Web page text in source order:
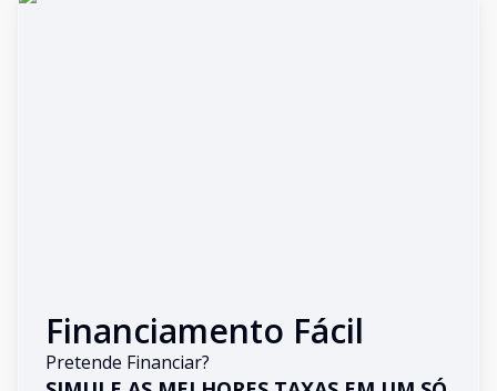
Financiamento Fácil
Pretende Financiar?